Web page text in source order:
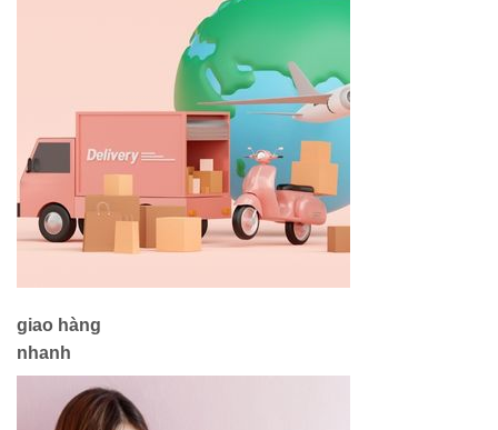
giao hàng
nhanh